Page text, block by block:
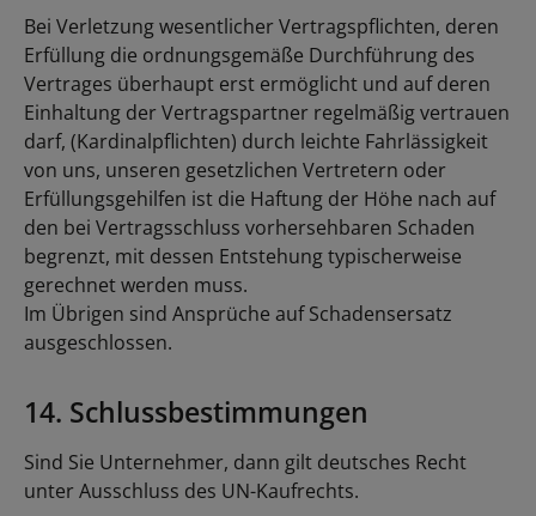
Bei Verletzung wesentlicher Vertragspflichten, deren
Erfüllung die ordnungsgemäße Durchführung des
Vertrages überhaupt erst ermöglicht und auf deren
Einhaltung der Vertragspartner regelmäßig vertrauen
darf, (Kardinalpflichten) durch leichte Fahrlässigkeit
von uns, unseren gesetzlichen Vertretern oder
Erfüllungsgehilfen ist die Haftung der Höhe nach auf
den bei Vertragsschluss vorhersehbaren Schaden
begrenzt, mit dessen Entstehung typischerweise
gerechnet werden muss.
Im Übrigen sind Ansprüche auf Schadensersatz
ausgeschlossen.
14. Schlussbestimmungen
Sind Sie Unternehmer, dann gilt deutsches Recht
unter Ausschluss des UN-Kaufrechts.